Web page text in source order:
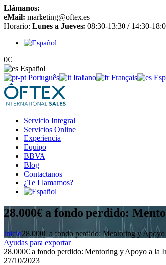
Llámanos:
eMail: marketing@oftex.es
Horario: Lunes a Jueves: 08:30-13:30 / 14:30-
0€
Español
Português
Italiano Français
Servicio Integral
Servicios Online
Experiencia
Equipo
BBVA
Blog
Contáctanos
¿Te Llamamos?
28.000€ a fondo perdido:
Inicio28.000€ a fondo perdido: Mentoring y
Ayudas para exportar
28.000€ a fondo perdido: Mentoring y Apoyo a la
27/10/2023